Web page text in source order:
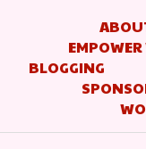
BLOGGING